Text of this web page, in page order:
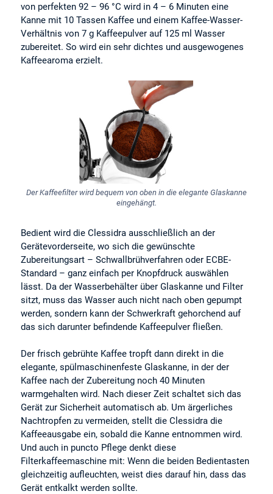
von perfekten 92 – 96 °C wird in 4 – 6 Minuten eine
Kanne mit 10 Tassen Kaffee und einem Kaffee-Wasser-
Verhältnis von 7 g Kaffeepulver auf 125 ml Wasser
zubereitet. So wird ein sehr dichtes und ausgewogenes
Kaffeearoma erzielt.
Der Kaffeefilter wird bequem von oben in die elegante Glaskanne
eingehängt.
Bedient wird die Clessidra ausschließlich an der
Gerätevorderseite, wo sich die gewünschte
Zubereitungsart – Schwallbrühverfahren oder ECBE-
Standard – ganz einfach per Knopfdruck auswählen
lässt. Da der Wasserbehälter über Glaskanne und Filter
sitzt, muss das Wasser auch nicht nach oben gepumpt
werden, sondern kann der Schwerkraft gehorchend auf
das sich darunter befindende Kaffeepulver fließen.
Der frisch gebrühte Kaffee tropft dann direkt in die
elegante, spülmaschinenfeste Glaskanne, in der der
Kaffee nach der Zubereitung noch 40 Minuten
warmgehalten wird. Nach dieser Zeit schaltet sich das
Gerät zur Sicherheit automatisch ab. Um ärgerliches
Nachtropfen zu vermeiden, stellt die Clessidra die
Kaffeeausgabe ein, sobald die Kanne entnommen wird.
Und auch in puncto Pflege denkt diese
Filterkaffeemaschine mit: Wenn die beiden Bedientasten
gleichzeitig aufleuchten, weist dies darauf hin, dass das
Gerät entkalkt werden sollte.